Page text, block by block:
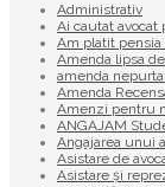
Administrativ
Ai cautat avocat
Am platit
Amenda lipsa
amenda
Amenda
Amenzi pentru
ANGAJAM
Angajarea unui
Asistare de
Asistare și